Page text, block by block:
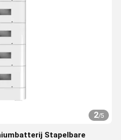
2/5
Stapelbare